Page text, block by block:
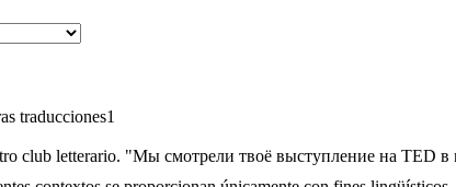
traducciones1
club letterario. "Мы смотрели твоё выступление на TED